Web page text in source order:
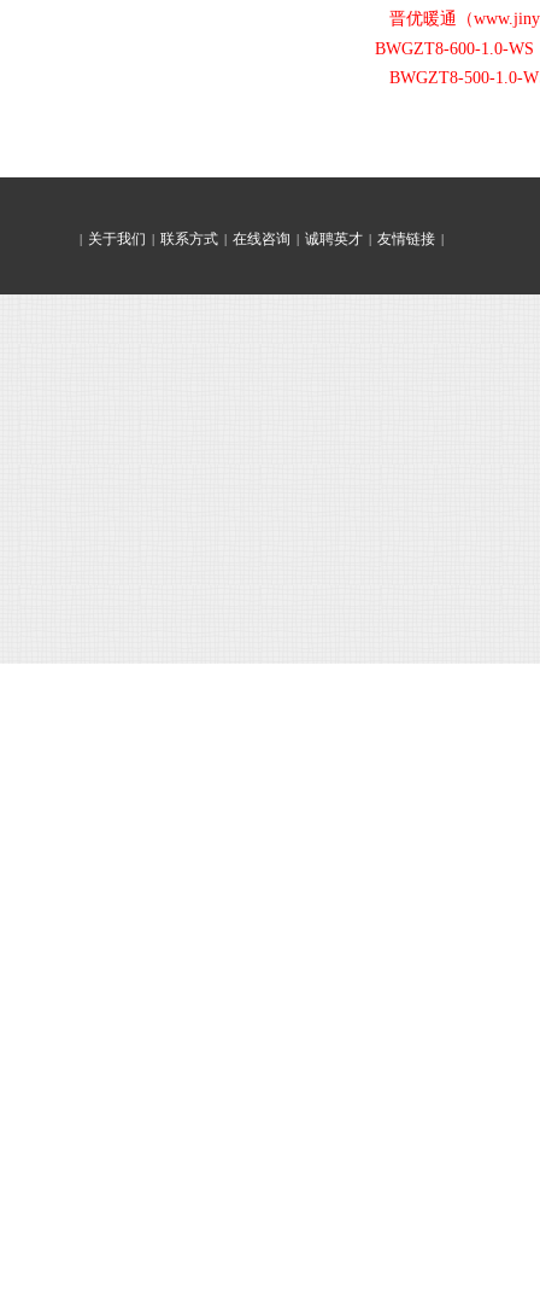
晋优暖通（
BWGZT8-600-1.0-WS
BWGZT8-500-1.0-
| 关于我们 | 联系方式 | 在线咨询 | 诚聘英才 | 友情链接 |